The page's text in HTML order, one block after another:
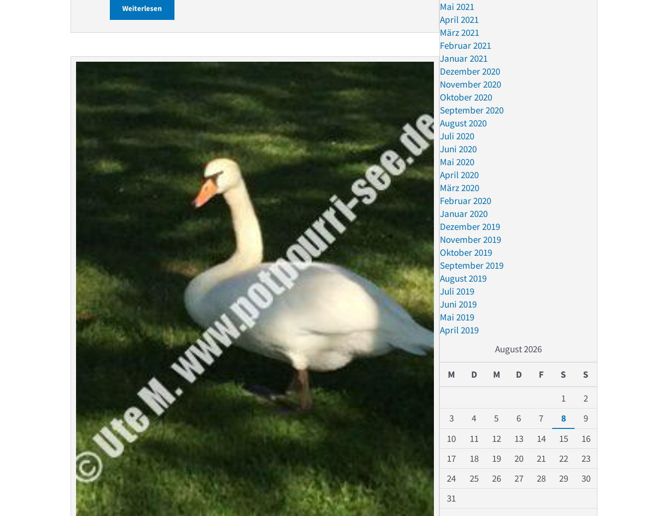
Weiterlesen
Mai 2021
April 2021
März 2021
Februar 2021
Januar 2021
Dezember 2020
November 2020
Oktober 2020
September 2020
August 2020
Juli 2020
Juni 2020
Mai 2020
April 2020
März 2020
Februar 2020
Januar 2020
Dezember 2019
November 2019
Oktober 2019
September 2019
August 2019
Juli 2019
Juni 2019
Mai 2019
April 2019
August 2026
M D M D F S
S
1
2
3
4 5 6 7 8
9
10
11 12 13 14 15
16
17
18 19 20 21 22
23
24
25 26 27 28 29
30
31